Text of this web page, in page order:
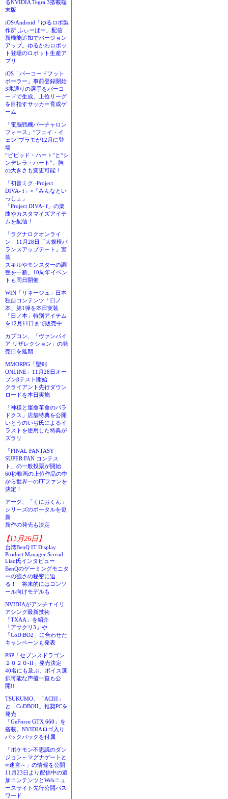
るNVIDIA Tegra 3搭載端
末版
iOS/Android「ゆるロボ製
作所 ふぃーばー」配信
新機能追加でバージョン
アップ。ゆるかわロボッ
ト登場のロボット生産ア
プリ
iOS「バーコードフット
ボーラー」事前登録開始
3兆通りの選手をバーコ
ードで生成。上位リーグ
を目指すサッカー育成ゲ
ーム
「電脳戦機バーチャロン
フォース」“フェイ・イ
ェン”プラモが12月に登
場
“ビビッド・ハート”と“シ
ンデレラ・ハート”。胸
の大きさも変更可能！
「初音ミク -Project
DIVA- f」×「みんなとい
っしょ」
「Project DIVA- f」の楽
曲やカスタマイズアイテ
ムを配信！
「ラグナロクオンライ
ン」11月28日「大規模バ
ランスアップデート」実
装
スキルやモンスターの調
整を一新。10周年イベン
トも同日開催
WIN「リネージュ」日本
独自コンテンツ「日ノ
本」第1弾を本日実装
「日ノ本」特別アイテム
を12月11日まで販売中
カプコン、「ヴァンパイ
ア リザレクション」の発
売日を延期
MMORPG「聖剣
ONLINE」11月28日オー
プンβテスト開始
クライアント先行ダウン
ロードを本日実施
「神様と運命革命のパラ
ドクス」店舗特典を公開
いとうのいぢ氏によるイ
ラストを使用した特典が
ズラリ
「FINAL FANTASY
SUPER FAN コンテス
ト」の一般投票が開始
60秒動画の上位作品の中
から世界一のFFファンを
決定！
アーク、「くにおくん」
シリーズのポータルを更
新
新作の発売も決定
【11月26日】
台湾BenQ IT Display
Product Manager Scread
Liao氏インタビュー
BenQのゲーミングモニタ
ーの強さの秘密に迫
る！ 将来的にはコンソ
ール向けモデルも
NVIDIAがアンチエイリ
アシング最新技術
「TXAA」を紹介
「アサクリ3」や
「CoD:BO2」に合わせた
キャンペーンも発表
PSP「セブンスドラゴン
２０２０-II」発売決定
40名にも及ぶ、ボイス選
択可能な声優一覧も公
開!!
TSUKUMO、「ACIII」
と「CoDBOII」推奨PCを
発売
「GeForce GTX 660」を
搭載。NVIDIAロゴ入り
バックパックを付属
「ポケモン不思議のダン
ジョン～マグナゲートと
∞迷宮～」の情報を公開
11月23日より配信中の追
加コンテンツとWebニュ
ースサイト先行公開パス
ワード